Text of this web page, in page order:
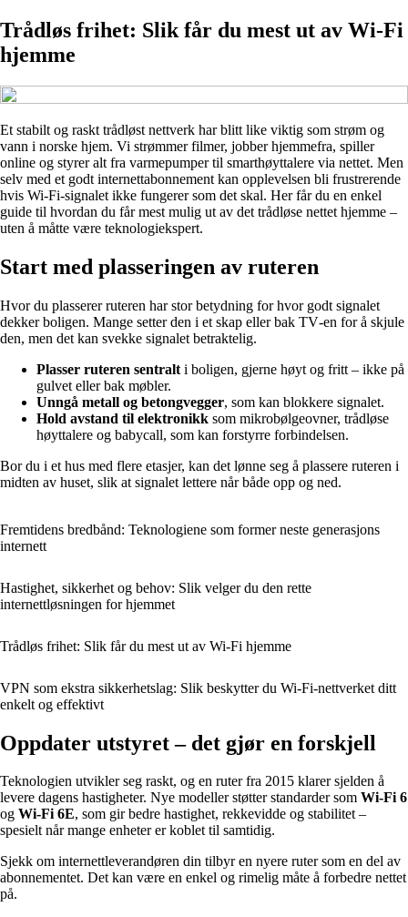
Trådløs frihet: Slik får du mest ut av Wi‑Fi
hjemme
Et stabilt og raskt trådløst nettverk har blitt like viktig som strøm og
vann i norske hjem. Vi strømmer filmer, jobber hjemmefra, spiller
online og styrer alt fra varmepumper til smarthøyttalere via nettet. Men
selv med et godt internettabonnement kan opplevelsen bli frustrerende
hvis Wi‑Fi‑signalet ikke fungerer som det skal. Her får du en enkel
guide til hvordan du får mest mulig ut av det trådløse nettet hjemme –
uten å måtte være teknologiekspert.
Start med plasseringen av ruteren
Hvor du plasserer ruteren har stor betydning for hvor godt signalet
dekker boligen. Mange setter den i et skap eller bak TV‑en for å skjule
den, men det kan svekke signalet betraktelig.
Plasser ruteren sentralt i boligen, gjerne høyt og fritt – ikke på
gulvet eller bak møbler.
Unngå metall og betongvegger, som kan blokkere signalet.
Hold avstand til elektronikk som mikrobølgeovner, trådløse
høyttalere og babycall, som kan forstyrre forbindelsen.
Bor du i et hus med flere etasjer, kan det lønne seg å plassere ruteren i
midten av huset, slik at signalet lettere når både opp og ned.
Fremtidens bredbånd: Teknologiene som former neste generasjons
internett
Hastighet, sikkerhet og behov: Slik velger du den rette
internettløsningen for hjemmet
Trådløs frihet: Slik får du mest ut av Wi‑Fi hjemme
VPN som ekstra sikkerhetslag: Slik beskytter du Wi‑Fi‑nettverket ditt
enkelt og effektivt
Oppdater utstyret – det gjør en forskjell
Teknologien utvikler seg raskt, og en ruter fra 2015 klarer sjelden å
levere dagens hastigheter. Nye modeller støtter standarder som Wi‑Fi 6
og Wi‑Fi 6E, som gir bedre hastighet, rekkevidde og stabilitet –
spesielt når mange enheter er koblet til samtidig.
Sjekk om internettleverandøren din tilbyr en nyere ruter som en del av
abonnementet. Det kan være en enkel og rimelig måte å forbedre nettet
på.